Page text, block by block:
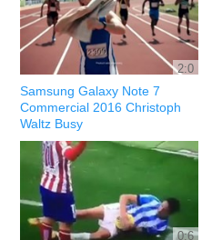
2:0
Samsung Galaxy Note 7
Commercial 2016 Christoph
Waltz Busy
0:6